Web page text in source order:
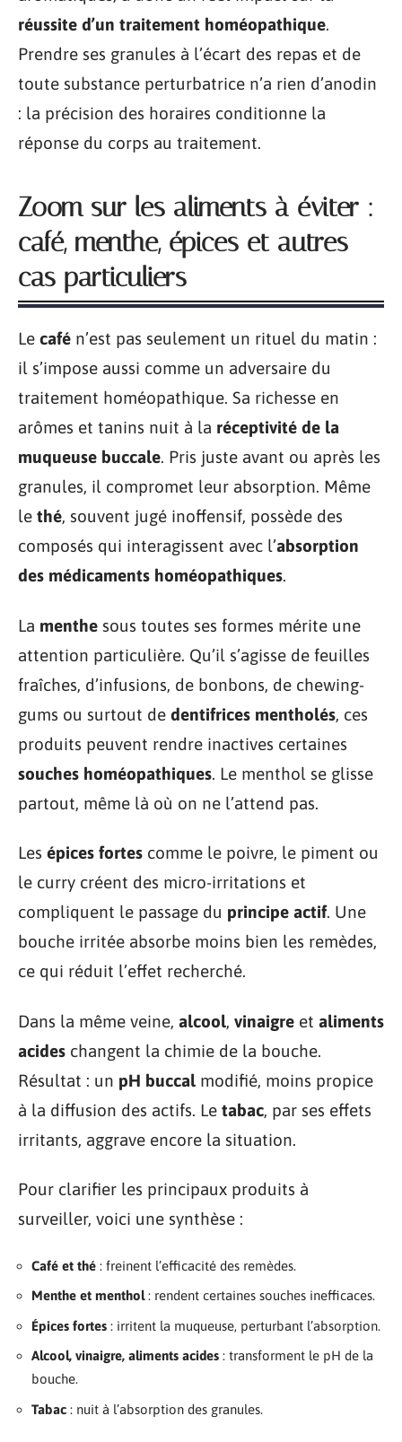
réussite d’un traitement homéopathique.
Prendre ses granules à l’écart des repas et de
toute substance perturbatrice n’a rien d’anodin
: la précision des horaires conditionne la
réponse du corps au traitement.
Zoom sur les aliments à éviter :
café, menthe, épices et autres
cas particuliers
Le café n’est pas seulement un rituel du matin :
il s’impose aussi comme un adversaire du
traitement homéopathique. Sa richesse en
arômes et tanins nuit à la réceptivité de la
muqueuse buccale. Pris juste avant ou après les
granules, il compromet leur absorption. Même
le thé, souvent jugé inoffensif, possède des
composés qui interagissent avec l’absorption
des médicaments homéopathiques.
La menthe sous toutes ses formes mérite une
attention particulière. Qu’il s’agisse de feuilles
fraîches, d’infusions, de bonbons, de chewing-
gums ou surtout de dentifrices mentholés, ces
produits peuvent rendre inactives certaines
souches homéopathiques. Le menthol se glisse
partout, même là où on ne l’attend pas.
Les épices fortes comme le poivre, le piment ou
le curry créent des micro-irritations et
compliquent le passage du principe actif. Une
bouche irritée absorbe moins bien les remèdes,
ce qui réduit l’effet recherché.
Dans la même veine, alcool, vinaigre et aliments
acides changent la chimie de la bouche.
Résultat : un pH buccal modifié, moins propice
à la diffusion des actifs. Le tabac, par ses effets
irritants, aggrave encore la situation.
Pour clarifier les principaux produits à
surveiller, voici une synthèse :
Café et thé : freinent l’efficacité des remèdes.
Menthe et menthol: rendent certaines souches inefficaces.
Épices fortes : irritent la muqueuse, perturbant l’absorption.
Alcool, vinaigre, aliments acides : transforment le pH de la
bouche.
Tabac : nuit à l’absorption des granules.